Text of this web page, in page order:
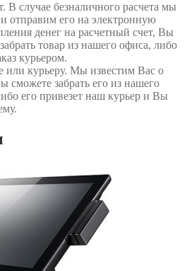
. В случае безналичного расчета мы
отправим его на электронную
денег на расчетный счет, Вы
товар из нашего офиса, либо
курьером.
курьеру. Мы известим Вас о
сможете забрать его из нашего
его привезет наш курьер и Вы